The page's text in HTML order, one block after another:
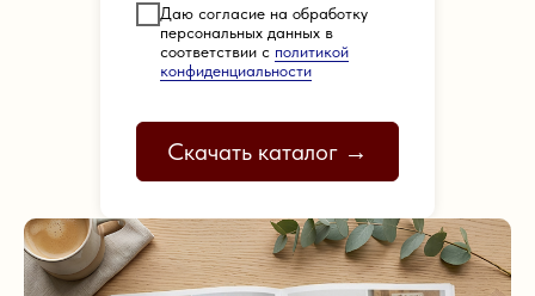
Даю согласие на обработку
персональных данных в
соответствии с политикой
конфиденциальности
Скачать каталог →